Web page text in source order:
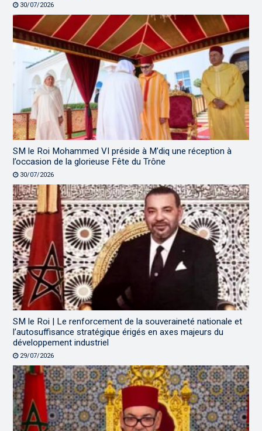
30/07/2026
SM le Roi Mohammed VI préside à M’diq une réception à
l’occasion de la glorieuse Fête du Trône
30/07/2026
SM le Roi | Le renforcement de la souveraineté nationale et
l’autosuffisance stratégique érigés en axes majeurs du
développement industriel
29/07/2026